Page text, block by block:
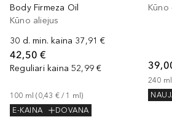
Body Firmeza Oil
Kūno aliejus
30 d. min. kaina 37,91 €
42,50 €
Reguliari kaina 52,99 €
100 ml (0,43 € / 1 ml)
E-KAINA
DOVANA
Kūno
240 ml